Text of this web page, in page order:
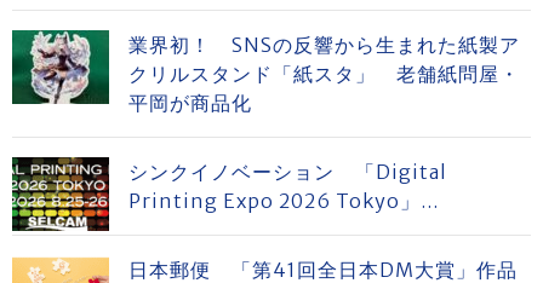
業界初！ SNSの反響から生まれた紙製ア
クリルスタンド「紙スタ」 老舗紙問屋・
平岡が商品化
シンクイノベーション 「Digital
Printing Expo 2026 Tokyo」...
日本郵便 「第41回全日本DM大賞」作品